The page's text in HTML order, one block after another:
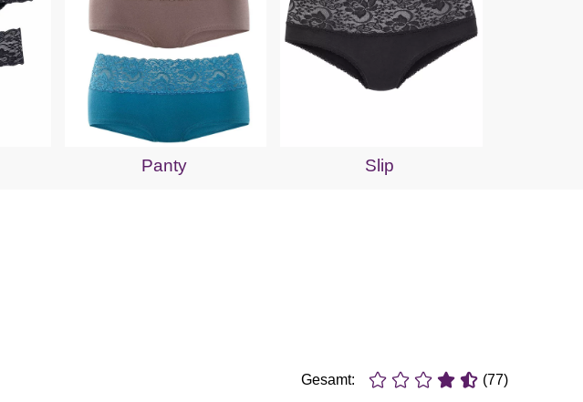
Panty Slip
Gesamt: (77)